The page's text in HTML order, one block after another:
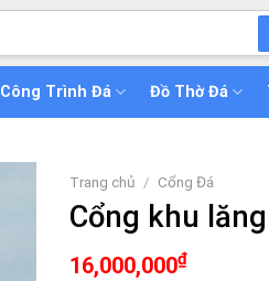
Công Trình Đá Đồ Thờ Đá
Trang chủ / Cổng Đá
Cổng khu
16,000,000₫